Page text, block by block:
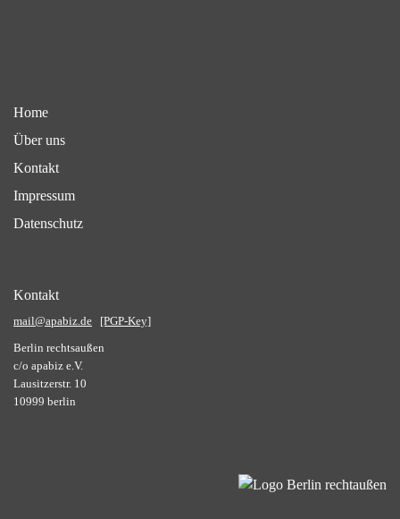
Home
Über uns
Kontakt
Impressum
Datenschutz
Kontakt
mail@apabiz.de [PGP-Key]
Berlin rechtsaußen
c/o apabiz e.V.
Lausitzerstr. 10
10999 berlin